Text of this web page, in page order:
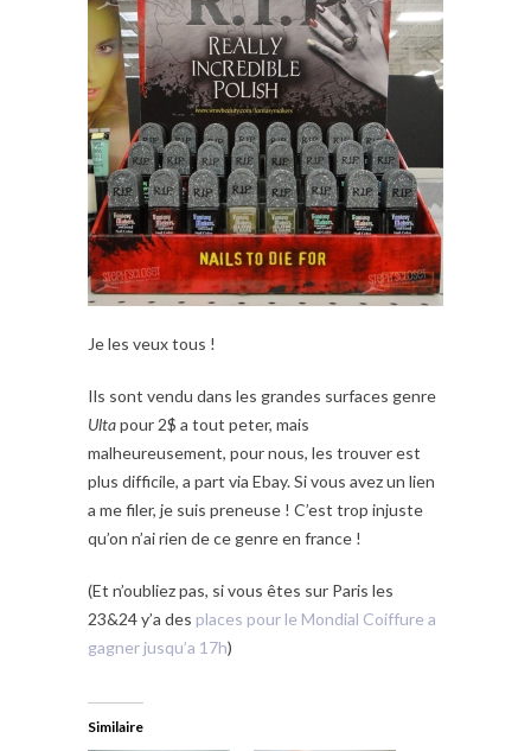
Je les veux tous !
Ils sont vendu dans les grandes surfaces genre
Ultapour 2$ a tout peter, mais
malheureusement, pour nous, les trouver est
plus difficile, a part via Ebay. Si vous avez un lien
a me filer, je suis preneuse ! C’est trop injuste
qu’on n’ai rien de ce genre en france !
(Et n’oubliez pas, si vous êtes sur Paris les
23&24 y’a des places pour le Mondial Coiffure a
gagner jusqu’a 17h)
Similaire